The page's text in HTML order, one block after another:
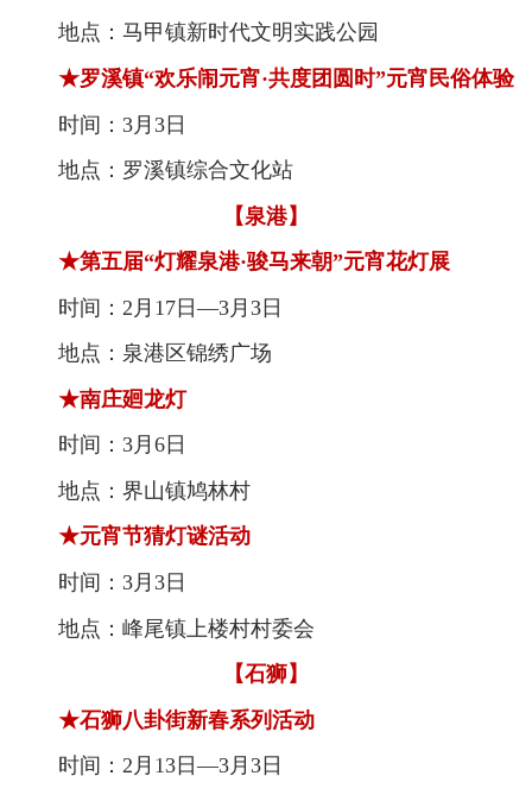
地点：马甲镇新时代文明实践公园
★罗溪镇“欢乐闹元宵·共度团圆时”元宵民俗体验
时间：3月3日
地点：罗溪镇综合文化站
【泉港】
★第五届“灯耀泉港·骏马来朝”元宵花灯展
时间：2月17日—3月3日
地点：泉港区锦绣广场
★南庄廻龙灯
时间：3月6日
地点：界山镇鸠林村
★元宵节猜灯谜活动
时间：3月3日
地点：峰尾镇上楼村村委会
【石狮】
★石狮八卦街新春系列活动
时间：2月13日—3月3日